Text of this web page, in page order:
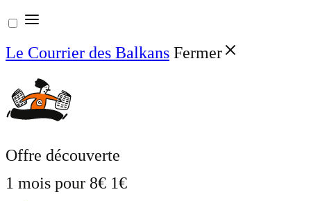
Aller
au
contenu
Le Courrier des Balkans Fermer
Offre découverte
1 mois pour 8€ 1€